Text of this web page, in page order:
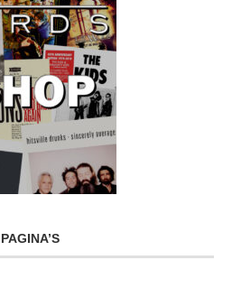
PAGINA’S